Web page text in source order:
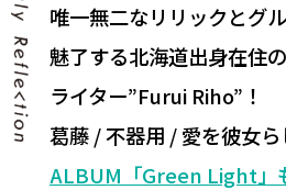
唯一無二なリリックとグ
魅了する北海道出身在住
ライター”Furui Riho”！
葛藤 / 不器用 / 愛を彼女
ALBUM「Green Light」